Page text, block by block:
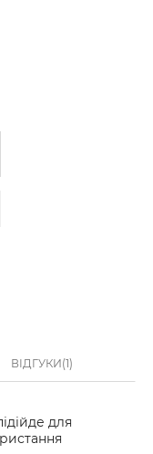
ВІДГУКИ(1)
для